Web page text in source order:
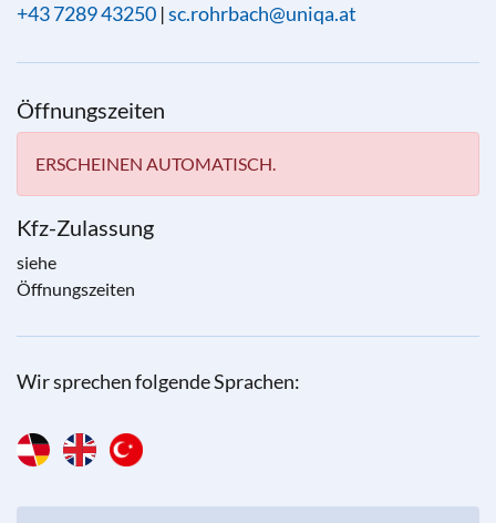
+43 7289 43250 |sc.rohrbach@uniqa.at
Öffnungszeiten
ERSCHEINEN AUTOMATISCH.
Kfz-Zulassung
siehe
Öffnungszeiten
Wir sprechen folgende Sprachen: